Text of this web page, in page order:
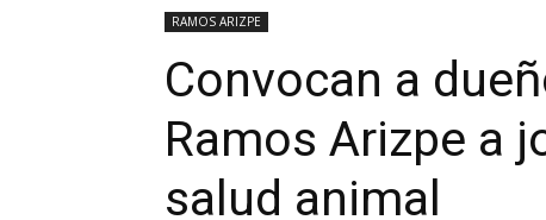
RAMOS ARIZPE
Convocan a
Ramos Arizpe a
salud animal